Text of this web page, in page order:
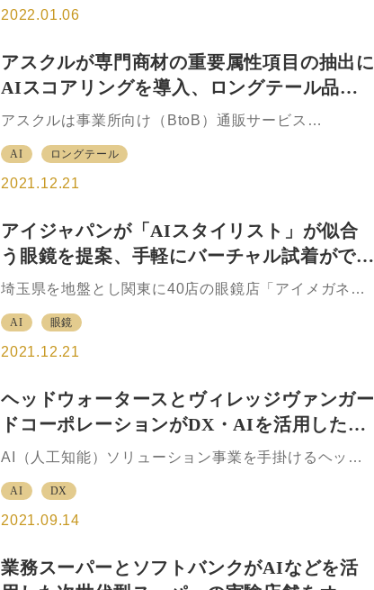
スギ薬局とエクサウィザーズは、上小売業における売
する「品揃え最適化AI」を共同開発。 小売業におい
て、「最適な品揃えの追及」は売場生産性の向上を図
るためだけでなく、より良い顧客体験を提供するため
に重要な戦略課題。そのためには、日々変化する顧客
のニーズや購買行動の変化などに対応した棚割りの作
成が必要不可欠となっている。 しかし、カテゴリーご
の判断条件から決…
2022.01.06
アスクルが専門商材の重要属性項目の抽出に
AIスコアリングを導入、ロングテール品拡
大に伴って商品情報を充足
アスクルは事業所向け（BtoB）通販サービス
スコアリングAI」の導入を開始した。 同サービスは
AI（人工知能）を活用し、取扱商品の重要属性項目を
ズAIサービス「CrowdANALYTIX（クラウドアナリテ
ィクス）」の1つ。 AIを用いて対象商品の購入の決め
手となる属性項目（「容量」「長さ」など）をウェブ
上のデータとASKULサイトのデータ双方から取得、そ
れぞれの重要度をスコアとして数値化して抽出する。
算出された重要度スコアに基づいて商品情報を収集
載…
AI ロングテール
2021.12.21
アイジャパンが「AIスタイリスト」が似合
う眼鏡を提案、手軽にバーチャル試着ができ
る「AI image Fit」の提供を開始
埼玉県を地盤とし関東に40店の眼鏡店「アイメガネ」
の特徴を受け独自のスタイリスト理論によって似合う
眼鏡を提案し、バーチャル試着ができる「AI image
舗および同社のウェブサイト「アイメガネオムニサイ
ト」上で開始した。 AIイメージフィットは、店舗に行
かずにバーチャルの中で眼鏡のフレームを選び、鏡を
見ているように手軽にバーチャル試着をすることが可
能。 また、その中ではお客1人1人のニーズに合わせた
眼鏡の提案ができるようにAI（人工知能）システムが
AI 眼鏡
2021.12.21
ヘッドウォータースとヴィレッジヴァンガー
ドコーポレーションがDX・AIを活用したス
トアビジネス共同事業運営に向けて業務提携
AI（人工知能）ソリューション事業を手掛けるヘッド
同事業運営に向けて、ヴィレッジヴァンガードコーポ
レーションと業務提携を締結したと発表した。 ヘッド
ームの運営などAIソリューション事業を手掛けてい
る。今回、書籍、雑貨、アパレルなどを販売する独創
AI DX
2021.09.14
業務スーパーとソフトバンクがAIなどを活